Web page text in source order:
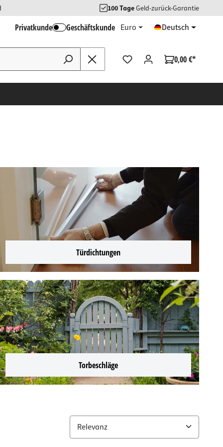
100 TageGeld-zurück-Garantie
Privatkunde Geschäftskunde Euro Deutsch
0,00 €*
Türdichtungen
Torbeschläge